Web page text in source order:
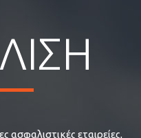
ασφαλιστικές εταιρείες,